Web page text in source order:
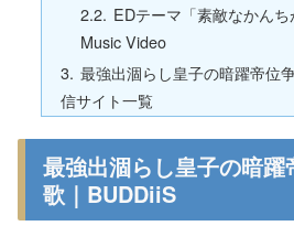
EDテーマ「素敵なかんち
Music Video
最強出涸らし皇子の暗躍帝位
信サイト一覧
最強出涸らし皇子の暗
歌｜BUDDiiS